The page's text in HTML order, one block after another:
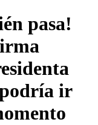
pasa!
ir